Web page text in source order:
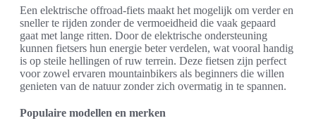
Een elektrische offroad-fiets maakt het mogelijk om verder en
sneller te rijden zonder de vermoeidheid die vaak gepaard
gaat met lange ritten. Door de elektrische ondersteuning
kunnen fietsers hun energie beter verdelen, wat vooral handig
is op steile hellingen of ruw terrein. Deze fietsen zijn perfect
voor zowel ervaren mountainbikers als beginners die willen
genieten van de natuur zonder zich overmatig in te spannen.
Populaire modellen en merken